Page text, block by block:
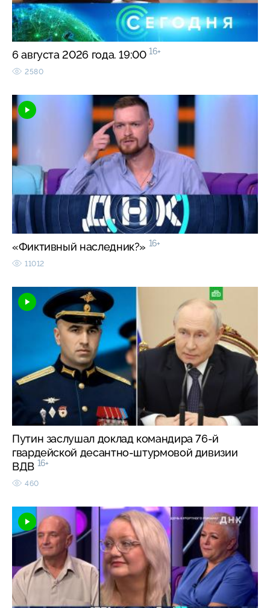
6 августа 2026 года. 19:00 16+
2580
«Фиктивный наследник?» 16+
11012
Путин заслушал доклад командира 76-й
гвардейской десантно-штурмовой дивизии
ВДВ 16+
460